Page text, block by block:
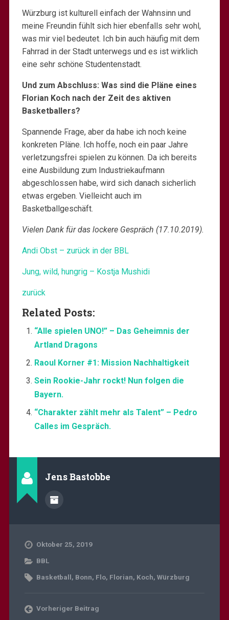
Würzburg ist kulturell einfach der Wahnsinn und
meine Freundin fühlt sich hier ebenfalls sehr wohl,
was mir viel bedeutet. Ich bin auch häufig mit dem
Fahrrad in der Stadt unterwegs und es ist wirklich
eine sehr schöne Studentenstadt.
Und zum Abschluss: Was sind die Pläne eines
Florian Koch nach der Zeit des aktiven
Basketballers?
Spannende Frage, aber da habe ich noch keine
konkreten Pläne. Ich hoffe, noch ein paar Jahre
verletzungsfrei spielen zu können. Da ich bereits
eine Ausbildung zum Industriekaufmann
abgeschlossen habe, wird sich danach sicherlich
etwas ergeben. Vielleicht auch im
Basketballgeschäft.
Vielen Dank für das lockere Gespräch (17.10.2019).
Andi Obst – zurück in der BBL
Jung, wild, hungrig – Kostja Mushidi
zurück
Related Posts:
“Alle spielen UNO!” – Das Geheimnis der
Artland Dragons
Raoul Korner #1: Mission Nachhaltigkeit
Sein Rookie-Jahr rockt! Nun folgen die
Bayern.
“Charakter zählt mehr als Talent” – Pedro
Calles im Gespräch.
Jens Bastobbe
Oktober 25, 2019
BBL
Basketball, Bonn, Flo, Florian, Koch, Würzburg
Vorheriger Beitrag